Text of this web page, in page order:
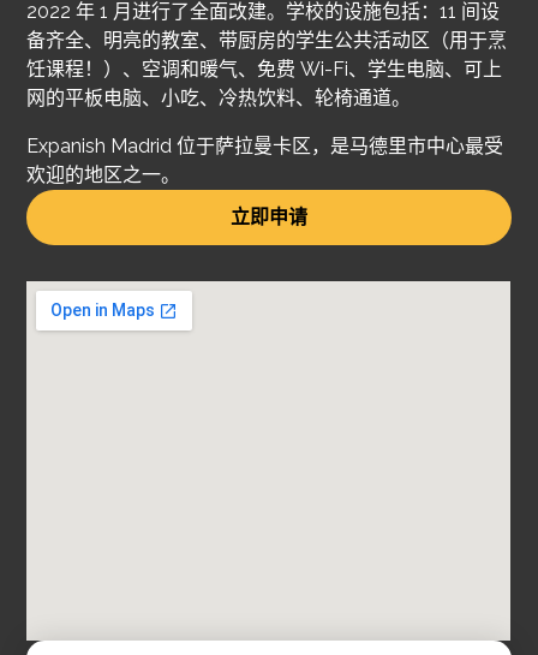
2022 年 1 月进行了全面改建。学校的设施包括：11 间设
备齐全、明亮的教室、带厨房的学生公共活动区（用于烹
饪课程！）、空调和暖气、免费 Wi-Fi、学生电脑、可上
网的平板电脑、小吃、冷热饮料、轮椅通道。
Expanish Madrid 位于萨拉曼卡区，是马德里市中心最受
欢迎的地区之一。
立即申请